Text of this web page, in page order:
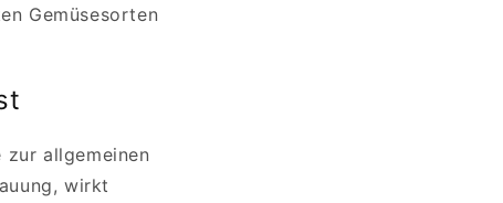
Gemüsesorten
zur allgemeinen
wirkt